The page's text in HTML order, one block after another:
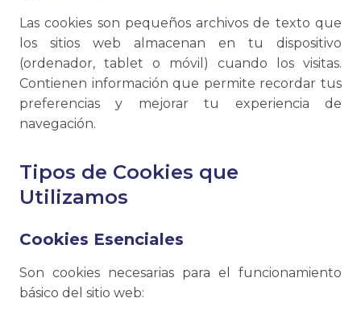
Las cookies son pequeños archivos de texto que
los sitios web almacenan en tu dispositivo
(ordenador, tablet o móvil) cuando los visitas.
Contienen información que permite recordar tus
preferencias y mejorar tu experiencia de
navegación.
Tipos de Cookies que
Utilizamos
Cookies Esenciales
Son cookies necesarias para el funcionamiento
básico del sitio web: